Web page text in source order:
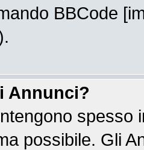
BBCode
Annunci?
spesso
possibile. Gli